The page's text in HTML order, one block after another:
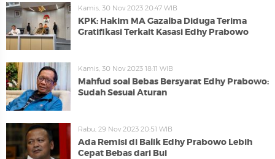
Kamis, 30 Nov 2023 20:47 WIB
KPK: Hakim MA Gazalba Diduga Terima
Gratifikasi Terkait Kasasi Edhy Prabowo
Kamis, 30 Nov 2023 18:11 WIB
Mahfud soal Bebas Bersyarat Edhy Prabowo:
Sudah Sesuai Aturan
Rabu, 29 Nov 2023 20:51 WIB
Ada Remisi di Balik Edhy Prabowo Lebih
Cepat Bebas dari Bui